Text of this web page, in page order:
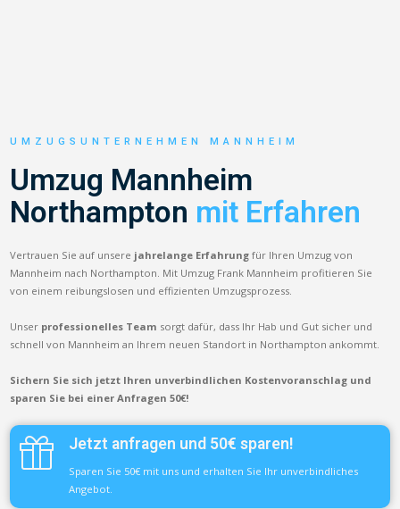
UMZUGSUNTERNEHMEN MANNHEIM
Umzug Mannheim
Northampton mit Erfahren
Vertrauen Sie auf unsere jahrelange Erfahrung für Ihren Umzug von
Mannheim nach Northampton. Mit Umzug Frank Mannheim profitieren Sie
von einem reibungslosen und effizienten Umzugsprozess.
Unser professionelles Team sorgt dafür, dass Ihr Hab und Gut sicher und
schnell von Mannheim an Ihrem neuen Standort in Northampton ankommt.
Sichern Sie sich jetzt Ihren unverbindlichen Kostenvoranschlag und
sparen Sie bei einer Anfragen 50€!
Jetzt anfragen und 50€ sparen!
Sparen Sie 50€ mit uns und erhalten Sie Ihr unverbindliches
Angebot.